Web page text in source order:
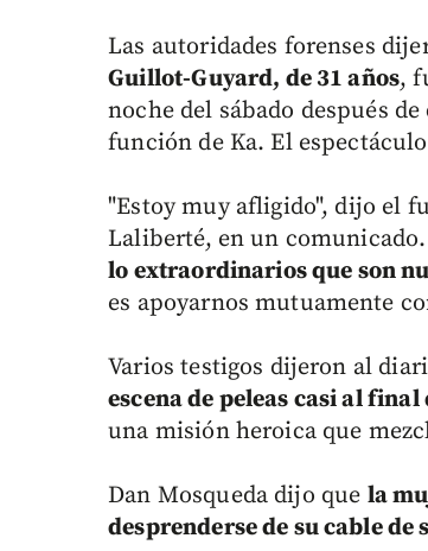
Las autoridades forenses
Guillot-Guyard, de 31 años,
noche del sábado después
función de Ka. El
"Estoy muy afligido", dijo el
Laliberté, en un
lo extraordinarios que son
es apoyarnos mutuamente
Varios testigos dijeron al
escena de peleas casi al
una misión heroica que
Dan Mosqueda dijo que la
desprenderse de su cable de